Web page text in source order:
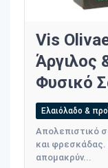
Vis
Άργιλος
Φυσικό
Ελαιόλαδο &
Απολεπιστικό
και
απομακρύν...